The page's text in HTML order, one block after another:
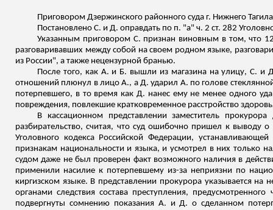
Приговором Дзержинского районного суда г. Нижнего
Постановлено С. и Д. оправдать по п. "а" ч. 2 ст. 282
Указанным приговором С. признан виновным в том, что
разговаривавших между собой на своем родном языке,
из России", а также нецензурной бранью.
После того, как А. и Б. вышли из магазина на улицу, С. и
отношений плюнул в лицо А., а Д. ударил А. по голове
потерпевшего, в то время как Д. нанес ему не менее одного
повреждения, повлекшие кратковременное расстройство
В кассационном представлении заместитель
разбирательство, считая, что суд ошибочно пришел к выводу
Уголовного кодекса Российской Федерации,
признакам национальности и языка, и усмотрел в них только
судом даже не был проверен факт возможного наличия в
применили насилие к потерпевшему из-за неприязни по
киргизском языке. В представлении прокурора указывается
органами следствия состава преступления,
подвергнуты сомнению показания А. и Д. о сделанном